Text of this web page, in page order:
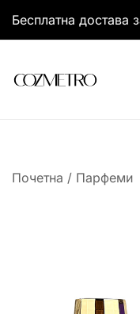
Бесплатна достава
Почетна / Парфеми